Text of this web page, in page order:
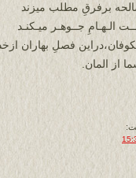
برفرقِ مطلب میزند
الـهـامِ جــوهـر میـکنـد
فصلِ بهاران
از المان.